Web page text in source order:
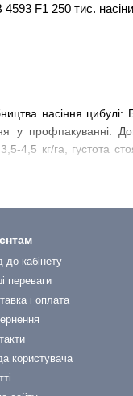
насіння
у профпакуванні.
4,5 кг/га, густота
F1 250 тис.
до кабінету
переваги
і оплата
користувача